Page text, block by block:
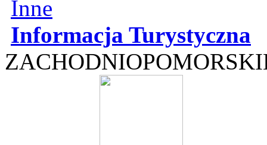
Inne
Informacja Turystyczna